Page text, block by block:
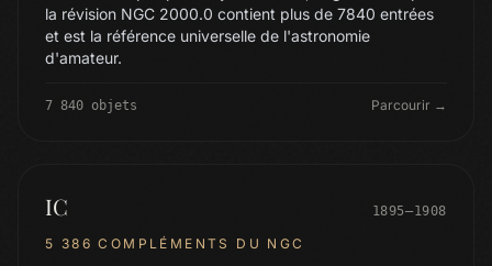
la révision NGC 2000.0 contient plus de 7840 entrées
et est la référence universelle de l'astronomie
d'amateur.
7 840 objets Parcourir →
IC 1895–1908
5 386 COMPLÉMENTS DU NGC